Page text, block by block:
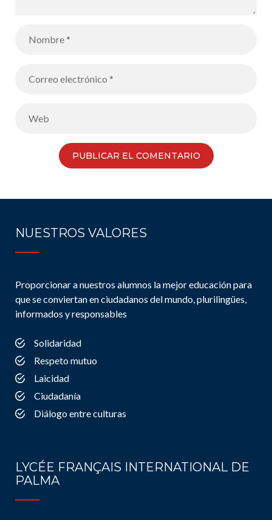
NUESTROS VALORES
Proporcionar a nuestros alumnos la mejor educación para
que se conviertan en ciudadanos del mundo, plurilingües,
informados y responsables
Solidaridad
Respeto mutuo
Laicidad
Ciudadanía
Diálogo entre culturas
LYCÉE FRANÇAIS INTERNATIONAL DE
PALMA